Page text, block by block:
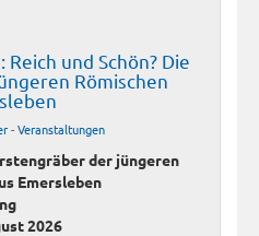
und Schön? Die
Römischen
-Veranstaltungen
der jüngeren
Emersleben
2026